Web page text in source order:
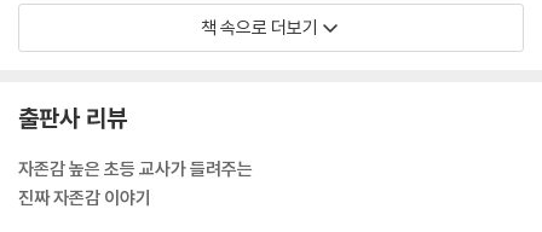
--- p.20
상에 대한 긍정이 된다. 거절에 대한 두려움이 적기에 호감과 애정을 표현
하는 데 거침이 없다. 상처받을 것을 두려워하지 않고 마음을 활짝 연다. 사
람들이 내게 좋게 대할 것을 기대한다. 쓸데없이 꼬인 부분이 없다. 타인이
책 속으로 더보기
출판사 리뷰
자존감 높은 초등 교사가 들려주는
진짜 자존감 이야기